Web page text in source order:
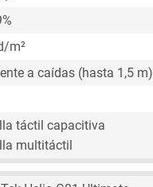
m²
a caídas (hasta 1,5 m)
táctil capacitiva
multitáctil